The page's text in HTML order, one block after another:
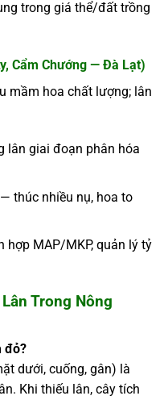
trong giá thể/đất trồng
Cẩm Chướng — Đà Lạt)
mầm hoa chất lượng; lân
lân giai đoạn phân hóa
thúc nhiều nụ, hoa to
MAP/MKP, quản lý tỷ
Trong Nông
đỏ?
dưới, cuống, gân) là
Khi thiếu lân, cây tích